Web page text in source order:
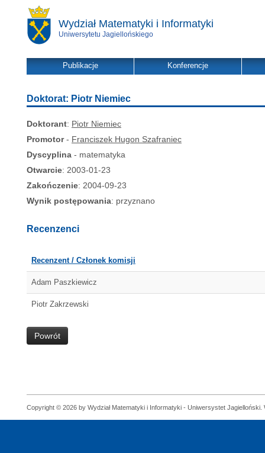
Wydział Matematyki i Informatyki
Uniwersytetu Jagiellońskiego
Publikacje Konferencje
Doktorat: Piotr Niemiec
Doktorant: Piotr Niemiec
Promotor- Franciszek Hugon Szafraniec
Dyscyplina - matematyka
Otwarcie: 2003-01-23
Zakończenie: 2004-09-23
Wynik postępowania: przyznano
Recenzenci
Recenzent / Członek komisji
Adam Paszkiewicz
Piotr Zakrzewski
Powrót
Copyright © 2026 by Wydział Matematyki i Informatyki - Uniwersystet